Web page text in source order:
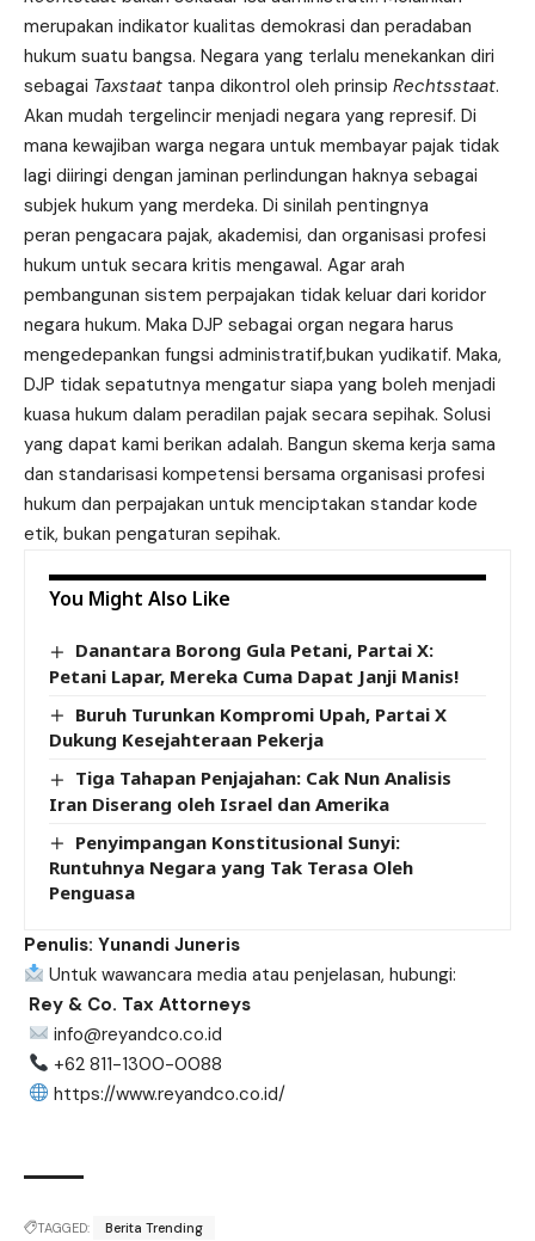
merupakan indikator kualitas demokrasi dan peradaban
hukum suatu bangsa. Negara yang terlalu menekankan diri
sebagai Taxstaat tanpa dikontrol oleh prinsip Rechtsstaat.
Akan mudah tergelincir menjadi negara yang represif. Di
mana kewajiban warga negara untuk membayar pajak tidak
lagi diiringi dengan jaminan perlindungan haknya sebagai
subjek hukum yang merdeka. Di sinilah pentingnya
peran pengacara pajak, akademisi, dan organisasi profesi
hukum untuk secara kritis mengawal. Agar arah
pembangunan sistem perpajakan tidak keluar dari koridor
negara hukum. Maka DJP sebagai organ negara harus
mengedepankan fungsi administratif,bukan yudikatif. Maka,
DJP tidak sepatutnya mengatur siapa yang boleh menjadi
kuasa hukum dalam peradilan pajak secara sepihak. Solusi
yang dapat kami berikan adalah. Bangun skema kerja sama
dan standarisasi kompetensi bersama organisasi profesi
hukum dan perpajakan untuk menciptakan standar kode
etik, bukan pengaturan sepihak.
You Might Also Like
Danantara Borong Gula Petani, Partai X:
Petani Lapar, Mereka Cuma Dapat Janji Manis!
Buruh Turunkan Kompromi Upah, Partai X
Dukung Kesejahteraan Pekerja
Tiga Tahapan Penjajahan: Cak Nun Analisis
Iran Diserang oleh Israel dan Amerika
Penyimpangan Konstitusional Sunyi:
Runtuhnya Negara yang Tak Terasa Oleh
Penguasa
Penulis: Yunandi Juneris
Untuk wawancara media atau penjelasan, hubungi:
Rey & Co. Tax Attorneys
info@reyandco.co.id
+62 811-1300-0088
https://www.reyandco.co.id/
TAGGED: Berita Trending